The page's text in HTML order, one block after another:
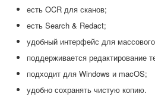
есть OCR для сканов;
есть Search & Redact;
удобный интерфейс для
поддерживается редактирование
подходит для Windows и macOS;
удобно сохранять чистую копию.